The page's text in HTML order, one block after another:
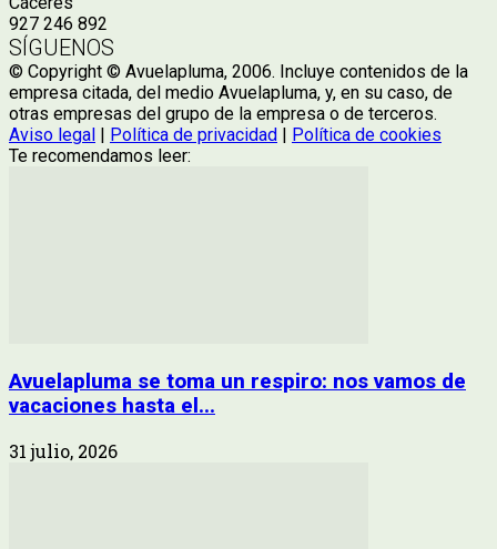
927 246 892
SÍGUENOS
© Copyright © Avuelapluma, 2006. Incluye contenidos de la
empresa citada, del medio Avuelapluma, y, en su caso, de
otras empresas del grupo de la empresa o de terceros.
Aviso legal | Política de privacidad | Política de cookies
Te recomendamos leer:
Avuelapluma se toma un respiro: nos vamos de
vacaciones hasta el...
31 julio, 2026